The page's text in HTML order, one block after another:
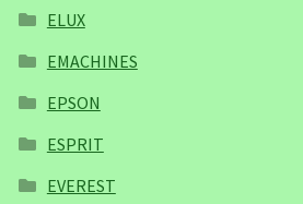
ELUX
EMACHINES
EPSON
ESPRIT
EVEREST